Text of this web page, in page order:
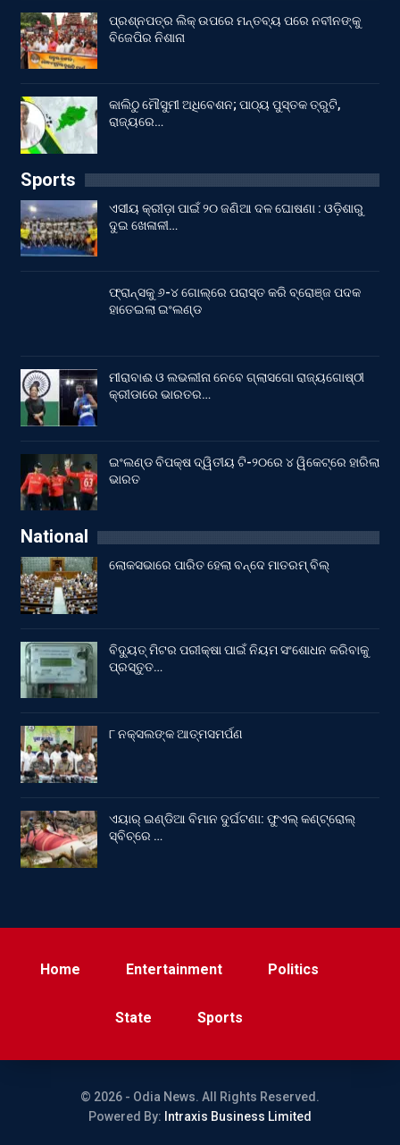
ପ୍ରଶ୍ନପତ୍ର ଲିକ୍ ଉପରେ ମନ୍ତବ୍ୟ ପରେ ନବୀନଙ୍କୁ
ବିଜେପିର ନିଶାନା
କାଲିଠୁ ମୌସୁମୀ ଅଧିବେଶନ; ପାଠ୍ୟ ପୁସ୍ତକ ତ୍ରୁଟି,
ରାଜ୍ୟରେ…
Sports
ଏସୀୟ କ୍ରୀଡ଼ା ପାଇଁ ୨୦ ଜଣିଆ ଦଳ ଘୋଷଣା : ଓଡ଼ିଶାରୁ
ଦୁଇ ଖେଳାଳୀ…
ଫ୍ରାନ୍ସକୁ ୬-୪ ଗୋଲ୍‌ରେ ପରାସ୍ତ କରି ବ୍ରୋଞ୍ଜ ପଦକ
ହାତେଇଲା ଇଂଲଣ୍ଡ
ମୀରାବାଈ ଓ ଲଭଲୀନା ନେବେ ଗ୍ଲାସଗୋ ରାଜ୍ୟଗୋଷ୍ଠୀ
କ୍ରୀଡାରେ ଭାରତର…
ଇଂଲଣ୍ଡ ବିପକ୍ଷ ଦ୍ୱିତୀୟ ଟି-୨୦ରେ ୪ ୱିକେଟ୍‌ରେ ହାରିଲା
ଭାରତ
National
ଲୋକସଭାରେ ପାରିତ ହେଲା ବନ୍ଦେ ମାତରମ୍‌ ବିଲ୍‌
ବିଦ୍ୟୁତ୍ ମିଟର ପରୀକ୍ଷା ପାଇଁ ନିୟମ ସଂଶୋଧନ କରିବାକୁ
ପ୍ରସ୍ତୁତ…
୮ ନକ୍ସଲଙ୍କ ଆତ୍ମସମର୍ପଣ
ଏୟାର୍ ଇଣ୍ଡିଆ ବିମାନ ଦୁର୍ଘଟଣା: ଫୁଏଲ୍‌ କଣ୍ଟ୍ରୋଲ୍‌
ସ୍ବିଚ୍‌ରେ …
Home Entertainment Politics
State Sports
© 2026 - Odia News. All Rights Reserved.
Powered By: Intraxis Business Limited